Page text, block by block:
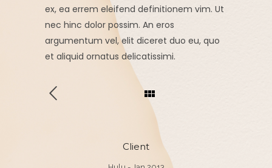
ex, ea errem eleifend definitionem vim. Ut
nec hinc dolor possim. An eros
argumentum vel, elit diceret duo eu, quo
et aliquid ornatus delicatissimi.
Client